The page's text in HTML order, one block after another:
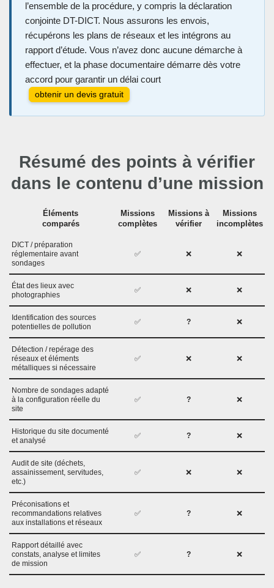
l’ensemble de la procédure, y compris la déclaration
conjointe DT-DICT. Nous assurons les envois,
récupérons les plans de réseaux et les intégrons au
rapport d’étude. Vous n’avez donc aucune démarche à
effectuer, et la phase documentaire démarre dès votre
accord pour garantir un délai court
obtenir un devis gratuit
Résumé des points à vérifier
dans le contenu d’une mission
Éléments
comparés
Missions
complètes
Missions à
vérifier
Missions
incomplètes
DICT / préparation
réglementaire avant
sondages
✅ ❌ ❌
État des lieux avec
photographies
✅ ❌ ❌
Identification des sources
potentielles de pollution
✅ ? ❌
Détection / repérage des
réseaux et éléments
métalliques si nécessaire
✅ ❌ ❌
Nombre de sondages adapté
à la configuration réelle du
site
✅ ? ❌
Historique du site documenté
et analysé
✅ ? ❌
Audit de site (déchets,
assainissement, servitudes,
etc.)
✅ ❌ ❌
Préconisations et
recommandations relatives
aux installations et réseaux
✅ ? ❌
Rapport détaillé avec
constats, analyse et limites
de mission
✅ ? ❌